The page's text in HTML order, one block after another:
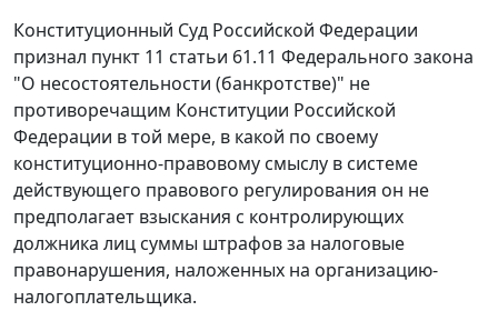
Конституционный Суд Российской Федерации
признал пункт 11 статьи 61.11 Федерального закона
"О несостоятельности (банкротстве)" не
противоречащим Конституции Российской
Федерации в той мере, в какой по своему
конституционно-правовому смыслу в системе
действующего правового регулирования он не
предполагает взыскания с контролирующих
должника лиц суммы штрафов за налоговые
правонарушения, наложенных на организацию-
налогоплательщика.